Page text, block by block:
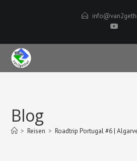
Blog
> Reisen > Roadtrip Portugal #6 |